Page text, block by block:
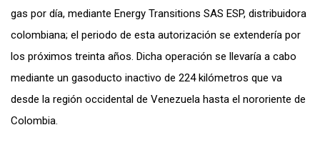
gas por día, mediante Energy Transitions SAS ESP, distribuidora
colombiana; el periodo de esta autorización se extendería por
los próximos treinta años. Dicha operación se llevaría a cabo
mediante un gasoducto inactivo de 224 kilómetros que va
desde la región occidental de Venezuela hasta el nororiente de
Colombia.